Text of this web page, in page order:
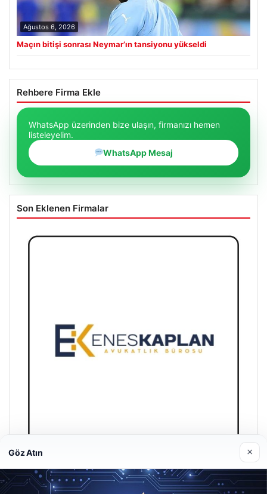
Ağustos 6, 2026
Maçın bitişi sonrası Neymar’ın tansiyonu yükseldi
Rehbere Firma Ekle
WhatsApp üzerinden bize ulaşın, firmanızı hemen
listeleyelim.
WhatsApp Mesaj
Son Eklenen Firmalar
Enes Kaplan Avukatlık Bürosu
Nisan 28, 2026
Göz Atın ×